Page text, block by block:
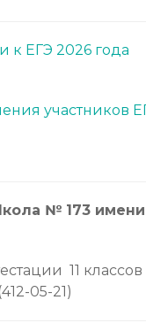
к ЕГЭ 2026 года
участников
№ 173
11 классов
05-21)